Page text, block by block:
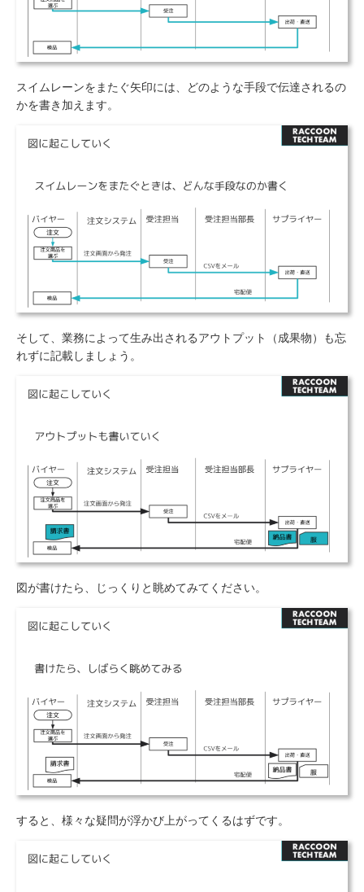
スイムレーンをまたぐ矢印には、どのような手段で伝達されるの
かを書き加えます。
そして、業務によって生み出されるアウトプット（成果物）も忘
れずに記載しましょう。
図が書けたら、じっくりと眺めてみてください。
すると、様々な疑問が浮かび上がってくるはずです。